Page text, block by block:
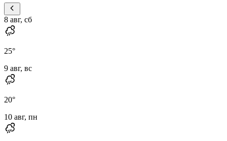
8 авг, сб
25°
9 авг, вс
20°
10 авг, пн